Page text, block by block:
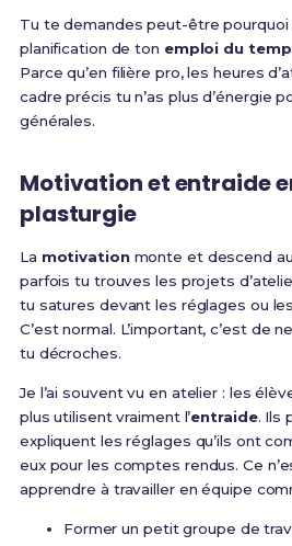
Tu te demandes peut-être pourquoi
planification de ton emploi du
Parce qu’en filière pro, les heures
cadre précis tu n’as plus d’énergie
générales.
Motivation et entraide
plasturgie
La motivationmonte et descend
parfois tu trouves les projets
tu satures devant les réglages ou
C’est normal. L’important, c’est de
tu décroches.
Je l’ai souvent vu en atelier : les
plus utilisent vraiment l’entraide. Ils
expliquent les réglages qu’ils ont
eux pour les comptes rendus. Ce
apprendre à travailler en équipe
Former un petit groupe de